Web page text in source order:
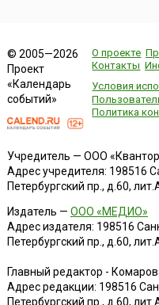
© 2005—2026
Проект
«Календарь
событий»
О проекте
Контакты
Условия
Политика
Учредитель — ООО
Адрес учредителя: 198516
Петербургский пр., д.60,
Издатель — ООО «МЕДИО»
Адрес издателя: 198516
Петербургский пр., д.60,
Главный редактор -
Адрес редакции: 198516
Петербургский пр., д.60,